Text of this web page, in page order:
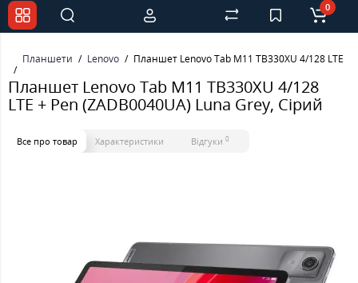
0
Планшети Lenovo Планшет Lenovo Tab M11 TB330XU 4/128 LTE +
Планшет Lenovo Tab M11 TB330XU 4/128
LTE + Pen (ZADB0040UA) Luna Grey, Сірий
Все про товар Характеристики Відгуки 0